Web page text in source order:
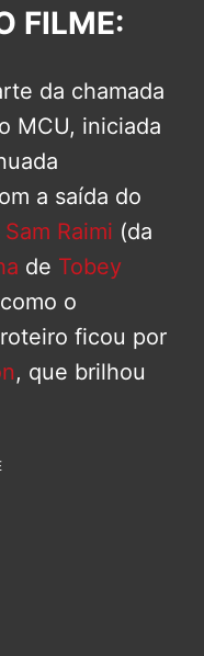
FILME:
da chamada
MCU, iniciada
a saída do
Sam Raimi (da
de Tobey
o
ficou por
, que brilhou